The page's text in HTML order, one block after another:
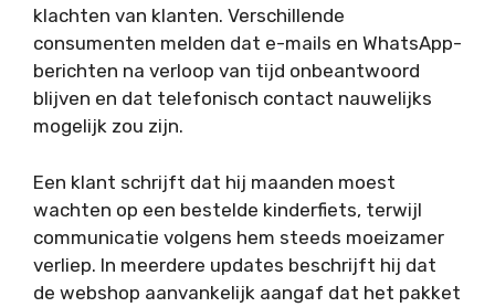
klachten van klanten. Verschillende
consumenten melden dat e-mails en WhatsApp-
berichten na verloop van tijd onbeantwoord
blijven en dat telefonisch contact nauwelijks
mogelijk zou zijn.
Een klant schrijft dat hij maanden moest
wachten op een bestelde kinderfiets, terwijl
communicatie volgens hem steeds moeizamer
verliep. In meerdere updates beschrijft hij dat
de webshop aanvankelijk aangaf dat het pakket